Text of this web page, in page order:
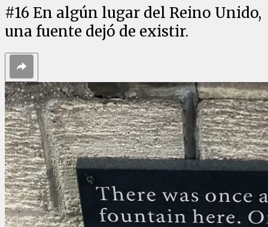
#16 En algún lugar del Reino Unido,
una fuente dejó de existir.